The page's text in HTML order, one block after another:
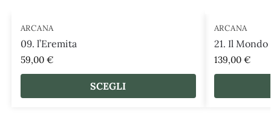
ARCANA
09. l’Eremita
59,00 €
SCEGLI
ARCANA
21. Il Mondo
139,00 €